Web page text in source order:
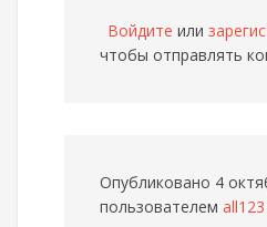
Войдите или
чтобы отправлять
Опубликовано 4
пользователем all123